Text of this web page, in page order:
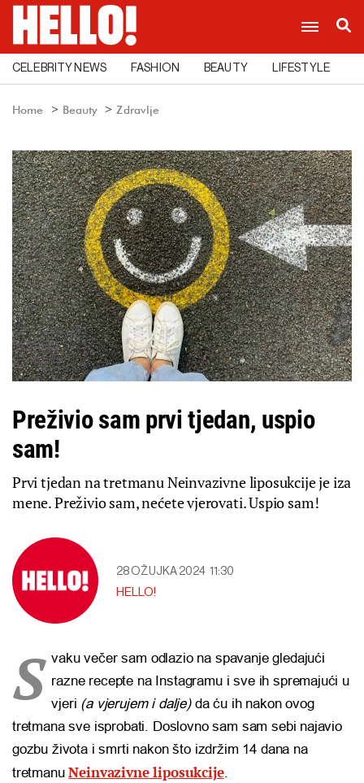
CELEBRITY NEWS FASHION BEAUTY LIFESTYLE
Home Beauty Zdravlje
Preživio sam prvi tjedan, uspio
sam!
Prvi tjedan na tretmanu Neinvazivne liposukcije je iza
mene. Preživio sam, nećete vjerovati. Uspio sam!
28 OŽUJKA 2024 11:30
HELLO!
S vaku večer sam odlazio na spavanje gledajući
razne recepte na Instagramu i sve ih spremajući u
vjeri (a vjerujem i dalje)da ću ih nakon ovog
tretmana sve isprobati. Doslovno sam sam sebi najavio
gozbu života i smrti nakon što izdržim 14 dana na
tretmanuNeinvazivne liposukcije.